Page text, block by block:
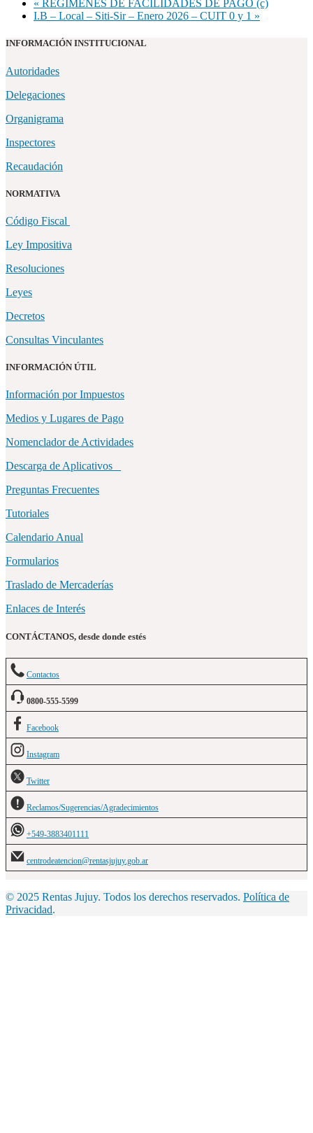
« REGÍMENES DE FACILIDADES DE PAGO (c)
I.B – Local – Siti-Sir – Enero 2026 – CUIT 0 y 1 »
INFORMACIÓN INSTITUCIONAL
Autoridades
Delegaciones
Organigrama
Inspectores
Recaudación
NORMATIVA
Código Fiscal
Ley Impositiva
Resoluciones
Leyes
Decretos
Consultas Vinculantes
INFORMACIÓN ÚTIL
Información por Impuestos
Medios y Lugares de Pago
Nomenclador de Actividades
Descarga de Aplicativos
Preguntas Frecuentes
Tutoriales
Calendario Anual
Formularios
Traslado de Mercaderías
Enlaces de Interés
CONTÁCTANOS, desde donde estés
Contactos
0800-555-5599
Facebook
Instagram
Twitter
Reclamos/Sugerencias/Agradecimientos
+549-3883401111
centrodeatencion@rentasjujuy.gob.ar
© 2025 Rentas Jujuy. Todos los derechos reservados. Política de
Privacidad.